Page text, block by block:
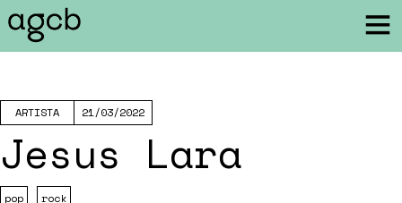
ARTISTA 21/03/2022
Jesus Lara
pop rock